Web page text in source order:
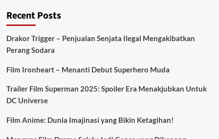
Recent Posts
Drakor Trigger – Penjualan Senjata Ilegal Mengakibatkan
Perang Sodara
Film Ironheart – Menanti Debut Superhero Muda
Trailer Film Superman 2025: Spoiler Era Menakjubkan Untuk
DC Universe
Film Anime: Dunia Imajinasi yang Bikin Ketagihan!